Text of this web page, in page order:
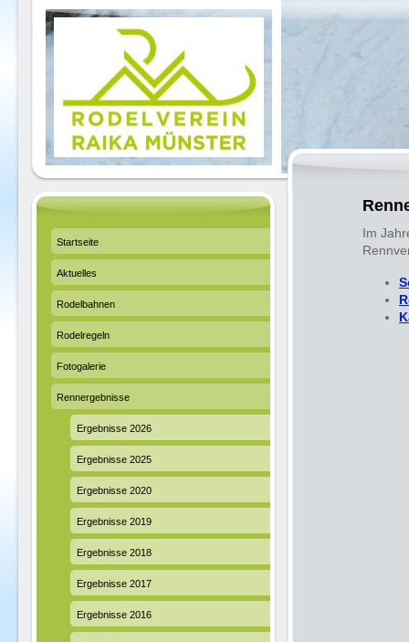
Im
R
Startseite
Aktuelles
Rodelbahnen
Rodelregeln
Fotogalerie
Rennergebnisse
Ergebnisse 2026
Ergebnisse 2025
Ergebnisse 2020
Ergebnisse 2019
Ergebnisse 2018
Ergebnisse 2017
Ergebnisse 2016